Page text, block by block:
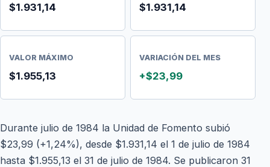
$1.931,14 $1.931,14
VALOR MÁXIMO
$1.955,13
VARIACIÓN DEL MES
+$23,99
Durante julio de 1984 la Unidad de Fomento subió
$23,99 (+1,24%), desde $1.931,14 el 1 de julio de 1984
hasta $1.955,13 el 31 de julio de 1984. Se publicaron 31